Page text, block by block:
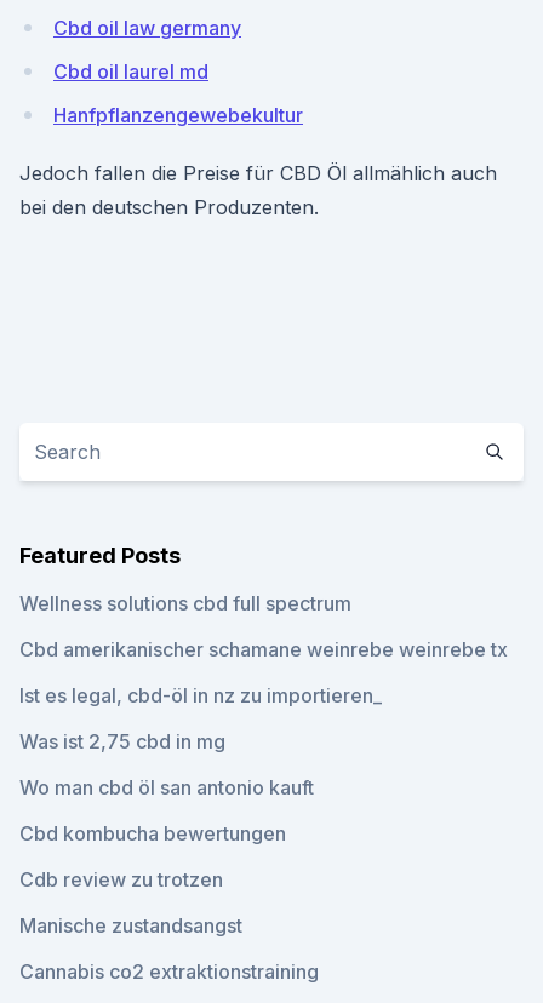
Cbd oil law germany
Cbd oil laurel md
Hanfpflanzengewebekultur
Jedoch fallen die Preise für CBD Öl allmählich auch
bei den deutschen Produzenten.
Featured Posts
Wellness solutions cbd full spectrum
Cbd amerikanischer schamane weinrebe weinrebe tx
Ist es legal, cbd-öl in nz zu importieren_
Was ist 2,75 cbd in mg
Wo man cbd öl san antonio kauft
Cbd kombucha bewertungen
Cdb review zu trotzen
Manische zustandsangst
Cannabis co2 extraktionstraining